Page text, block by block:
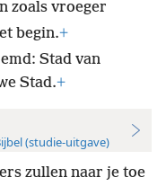
zoals vroeger
begin.+
Stad van
Stad.+
(studie-uitgave)
zullen naar je toe